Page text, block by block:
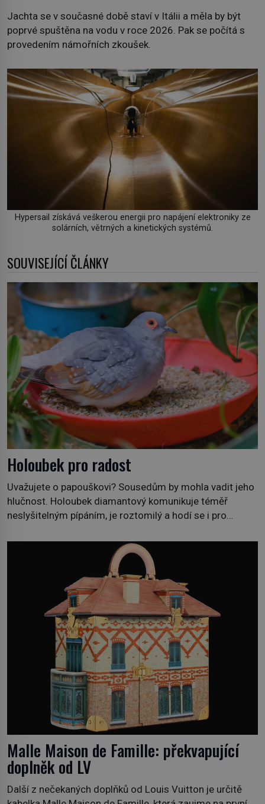
Jachta se v současné době staví v Itálii a měla by být
poprvé spuštěna na vodu v roce 2026. Pak se počítá s
provedením námořních zkoušek.
Hypersail získává veškerou energii pro napájení elektroniky ze
solárních, větrných a kinetických systémů.
SOUVISEJÍCÍ ČLÁNKY
Holoubek pro radost
Uvažujete o papouškovi? Sousedům by mohla vadit jeho
hlučnost. Holoubek diamantový komunikuje téměř
neslyšitelným pípáním, je roztomilý a hodí se i pro
klidného ptáčka, který většinu dne jen posedává. Hodně
času tráví na zemi, kde sbírá zbytky semínek Jeho
domovinou je prakticky celá Austrálie s výjimkou
pobřežní oblasti. […]
Malle Maison de Famille: překvapující
doplněk od LV
Další z nečekaných doplňků od Louis Vuitton je určitě